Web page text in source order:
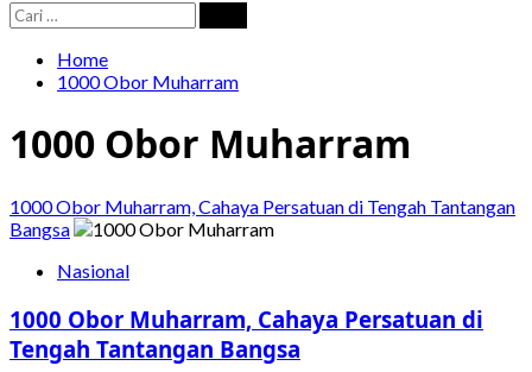
Cari
untuk:
Home
1000 Obor Muharram
1000 Obor Muharram
1000 Obor Muharram, Cahaya Persatuan di Tengah Tantangan
Bangsa
Nasional
1000 Obor Muharram, Cahaya Persatuan di
Tengah Tantangan Bangsa